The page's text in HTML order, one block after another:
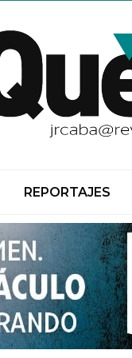
REPORTAJES